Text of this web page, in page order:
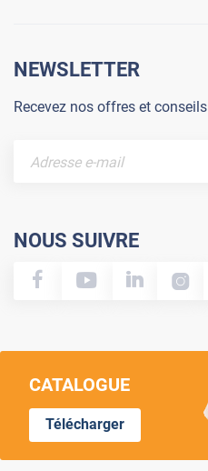
NEWSLETTER
Recevez nos offres et
NOUS SUIVRE
CATALOGUE
Télécharger